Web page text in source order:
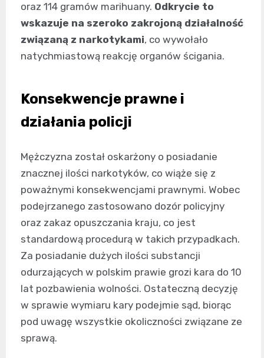
oraz 114 gramów marihuany. Odkrycie to
wskazuje na szeroko zakrojoną działalność
związaną z narkotykami, co wywołało
natychmiastową reakcję organów ścigania.
Konsekwencje prawne i
działania policji
Mężczyzna został oskarżony o posiadanie
znacznej ilości narkotyków, co wiąże się z
poważnymi konsekwencjami prawnymi. Wobec
podejrzanego zastosowano dozór policyjny
oraz zakaz opuszczania kraju, co jest
standardową procedurą w takich przypadkach.
Za posiadanie dużych ilości substancji
odurzających w polskim prawie grozi kara do 10
lat pozbawienia wolności. Ostateczną decyzję
w sprawie wymiaru kary podejmie sąd, biorąc
pod uwagę wszystkie okoliczności związane ze
sprawą.